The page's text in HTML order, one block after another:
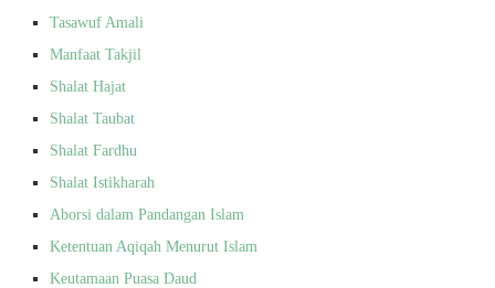
Tasawuf Amali
Manfaat Takjil
Shalat Hajat
Shalat Taubat
Shalat Fardhu
Shalat Istikharah
Aborsi dalam Pandangan Islam
Ketentuan Aqiqah Menurut Islam
Keutamaan Puasa Daud